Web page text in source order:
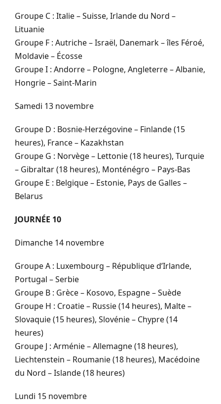
Groupe C : Italie – Suisse, Irlande du Nord –
Lituanie
Groupe F : Autriche – Israël, Danemark – îles Féroé,
Moldavie – Écosse
Groupe I : Andorre – Pologne, Angleterre – Albanie,
Hongrie – Saint-Marin
Samedi 13 novembre
Groupe D : Bosnie-Herzégovine – Finlande (15
heures), France – Kazakhstan
Groupe G : Norvège – Lettonie (18 heures), Turquie
– Gibraltar (18 heures), Monténégro – Pays-Bas
Groupe E : Belgique – Estonie, Pays de Galles –
Belarus
JOURNÉE 10
Dimanche 14 novembre
Groupe A : Luxembourg – République d’Irlande,
Portugal – Serbie
Groupe B : Grèce – Kosovo, Espagne – Suède
Groupe H : Croatie – Russie (14 heures), Malte –
Slovaquie (15 heures), Slovénie – Chypre (14
heures)
Groupe J : Arménie – Allemagne (18 heures),
Liechtenstein – Roumanie (18 heures), Macédoine
du Nord – Islande (18 heures)
Lundi 15 novembre